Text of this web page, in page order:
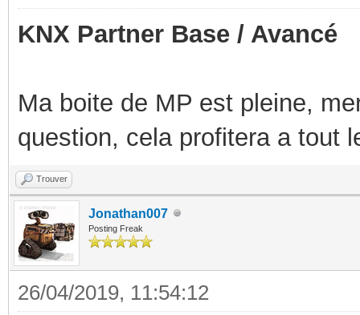
KNX Partner Base / Avancé
Ma boite de MP est pleine,
question, cela profitera a tout
Trouver
Jonathan007
Posting Freak
26/04/2019, 11:54:12